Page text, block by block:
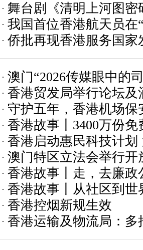
舞台剧《清明上河图密
我国首位香港航天员在
侨批再现香港服务国
裁孙建东
澳门“2026传媒眼中的
香港贸发局举行论坛及
守护五年，香港机场
香港故事丨3400万份
困15载
香港启动惠民科技计
澳门特区立法会举行开
治澳门
香港故事丨走，去廉政
香港故事丨从社区到世
香港控烟新规生效
香港运输及物流局：